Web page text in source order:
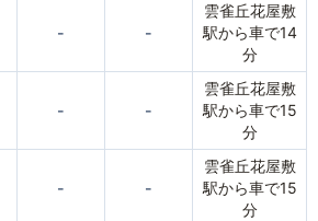
- -
雲雀丘花屋敷
駅から車で14
分
- -
雲雀丘花屋敷
駅から車で15
分
- -
雲雀丘花屋敷
駅から車で15
分